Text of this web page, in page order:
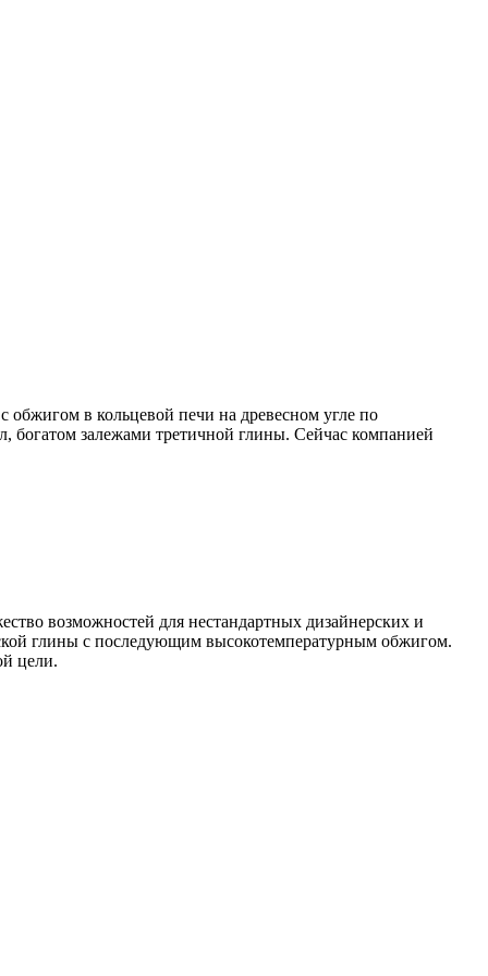
обжигом в кольцевой печи на древесном угле по
богатом залежами третичной глины. Сейчас компанией
возможностей для нестандартных дизайнерских и
глины с последующим высокотемпературным обжигом.
цели.